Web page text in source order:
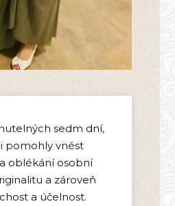
sedm dní,
pomohly vnést
oblékání osobní
a zároveň
a účelnost.